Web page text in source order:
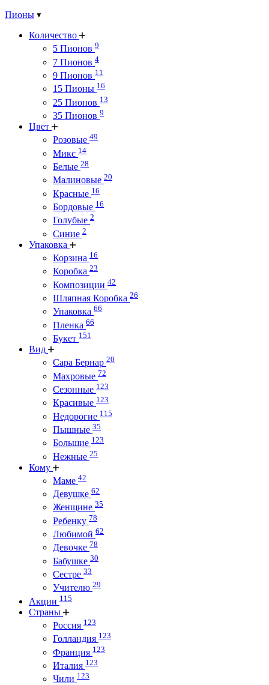
Пионы
Количество
5 Пионов 9
7 Пионов 4
9 Пионов 11
15 Пионы 16
25 Пионов 13
35 Пионов 9
Цвет
Розовые 49
Микс 14
Белые 28
Малиновые 20
Красные 16
Бордовые 16
Голубые 2
Синие 2
Упаковка
Корзина 16
Коробка 23
Композиции 42
Шляпная Коробка 26
Упаковка 66
Пленка 66
Букет 151
Вид
Сара Бернар 20
Махровые 72
Сезонные 123
Красивые 123
Недорогие 115
Пышные 35
Большие 123
Нежные 25
Кому
Маме 42
Девушке 62
Женщине 35
Ребенку 78
Любимой 62
Девочке 78
Бабушке 30
Сестре 33
Учителю 29
Акции 115
Страны
Россия 123
Голландия 123
Франция 123
Италия 123
Чили 123